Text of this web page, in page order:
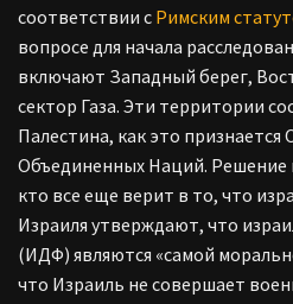
соответствии с Римским
вопросе для начала
включают Западный берег,
сектор Газа. Эти территории
Палестина, как это признается
Объединенных Наций. Решение
кто все еще верит в то, что
Израиля утверждают, что
(ИДФ) являются «самой
что Израиль не совершает